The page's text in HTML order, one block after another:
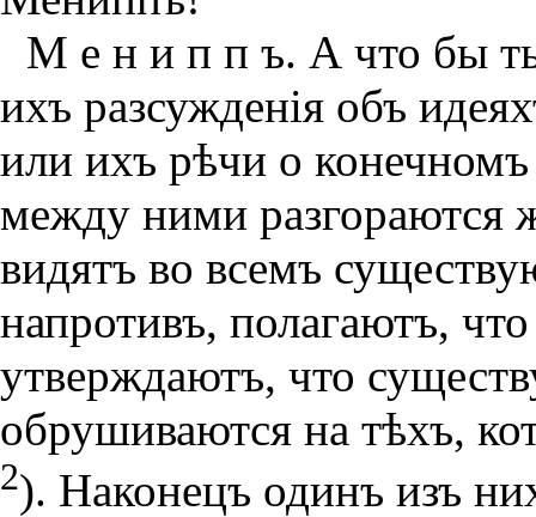
М е н и п п ъ. А что бы
ихъ разсужденiя объ
или ихъ рѣчи о
между ними разгораются
видятъ во всемъ
напротивъ, полагаютъ,
утверждаютъ, что
обрушиваются на тѣхъ,
2). Наконецъ одинъ изъ